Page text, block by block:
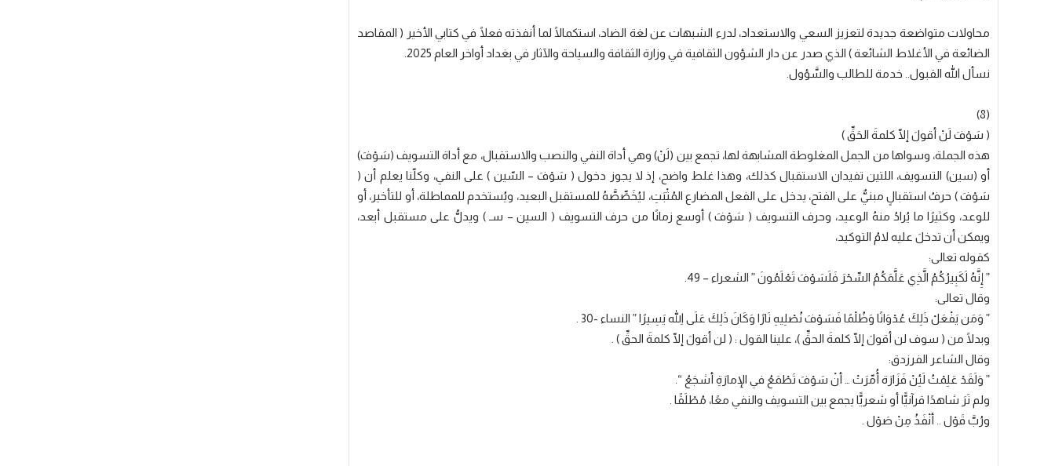
محاولات متواضعة جديدة لتعزيز السعي والاستعداد، لدرء الشبهات عن لغة الضاد، استكمالًا لما أنفذته فعلًا في كتابي الأخير ( المقاصد
الضائعة في الأغلاط الشائعة ) الذي صدر عن دار الشؤون الثقافية في وزارة الثقافة والسياحة والآثار في بغداد أواخر العام 2025.
نسأل الله القبول.. خدمة للطالب والسَّؤول.
(8)
( سَوْفَ لَنْ أقولَ إلّا كلمةَ الحَقِّ )
هذه الجملة، وسواها من الجمل المغلوطة المشابهة لها، تجمع بين (لَنْ) وهي أداة النفي والنصب والاستقبال، مع أداة التسويف (سَوْفَ)
أو (سين) التسويف، اللتين تفيدان الاستقبال كذلك، وهذا غلط واضح، إذ لا يجوز دخول ( سَوْفَ – السّين ) على النفي، وكلّنا يعلم أن (
سَوْفَ ) حرفُ استقبالٍ مبنيٌّ على الفتح، يدخل على الفعل المضارع المُثْبَتِ، ليُخَصِّصَّهُ للمستقبل البعيد، ويُستخدم للمماطلة، أو للتأخير، أو
للوعد، وكثيرًا ما يُرادُ منهُ الوعيد، وحرف التسويف ( سَوْفَ ) أوسع زمانًا من حرف التسويف ( السين – سـ ) ويدلُّ على مستقبل أبعد،
ويمكن أن تدخلَ عليه لامُ التوكيد،
كقوله تعالى:
” إِنَّهُ لَكَبِيرُكُمُ الَّذِي عَلَّمَكُمُ السِّحْرَ فَلَسَوْفَ تَعْلَمُونَ ” الشعراء – 49.
وقال تعالى:
” وَمَن يَفْعَلْ ذَلِكَ عُدْوَانًا وَظُلْمًا فَسَوْفَ نُصْلِيهِ نَارًا وَكَانَ ذَلِكَ عَلَى اللّهِ يَسِيرًا ” النساء -30 .
وبدلًا من ( سوف لن أقولَ إلّا كلمةَ الحقِّ )، علينا القول : ( لن أقولَ إلّا كلمةَ الحقِّ ) .
وقال الشاعر الفرزدق:
” وَلَقَدْ عَلِمْتُ لَئِنْ فَزَارَة أُمّرَتْ … أنْ سَوْفَ تَطْمَعُ في الإمارَةِ أشجَعُ “.
ولم نَرَ شاهدًا قرآنيًّا أو شعريًّا يجمع بين التسويف والنفي معًا، مُطْلَقًا .
ورُبَّ قَوْل .. أنْفَذُ مِنْ صَوْل .